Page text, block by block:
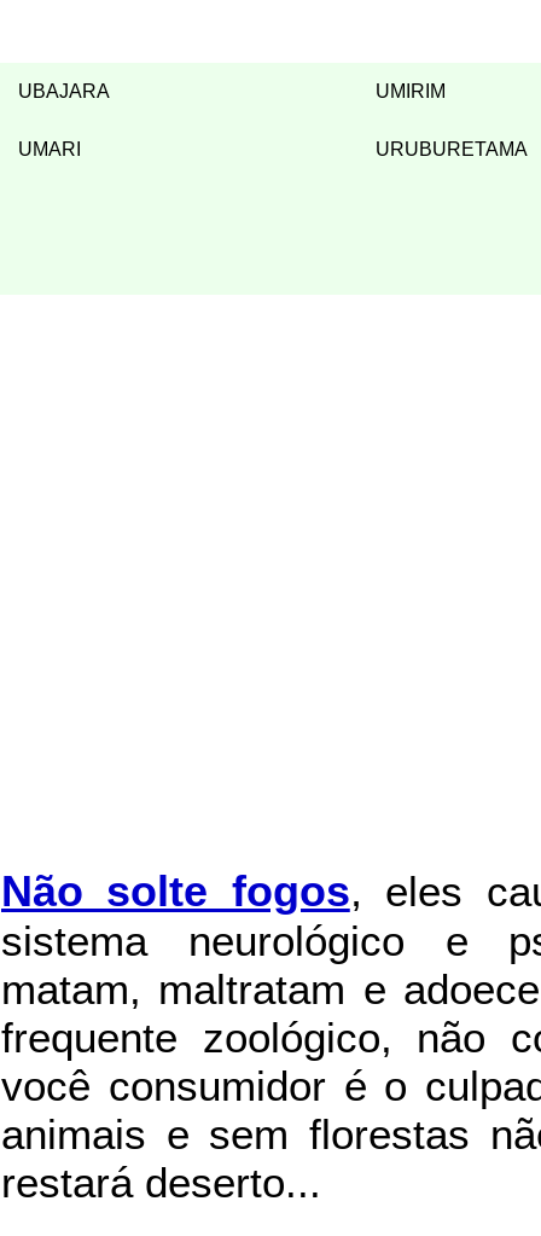
UBAJARA UMIRIM
UMARI URUBURETAMA
Não solte fogos, eles
sistema neurológico e
matam, maltratam e
frequente zoológico, não
você consumidor é o
animais e sem florestas
restará deserto...